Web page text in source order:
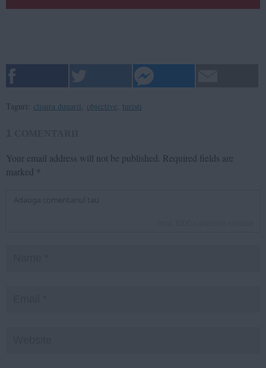
Taguri: clisura dunarii, obiective, turisti
Your email address will not be published. Required fields are
marked *